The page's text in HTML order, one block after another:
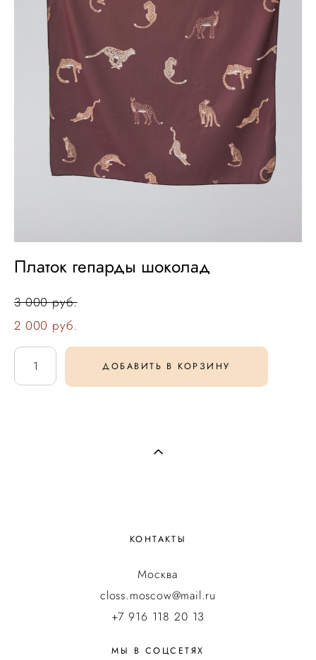
Платок гепарды шоколад
3 000 pуб.
2 000 pуб.
ДОБАВИТЬ В КОРЗИНУ
КОНТАКТЫ
Москва
closs.moscow@mail.ru
+7 916 118 20 13
МЫ В СОЦСЕТЯХ